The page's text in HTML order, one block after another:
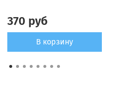
370 руб
В корзину